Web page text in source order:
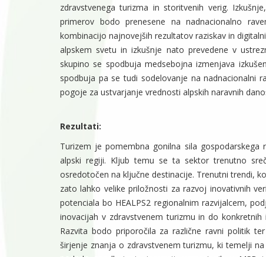
zdravstvenega turizma in storitvenih verig.
primerov bodo prenesene na nadnacionalno
kombinacijo najnovejših rezultatov raziskav in
alpskem svetu in izkušnje nato prevedene v
skupino se spodbuja medsebojna izmenjava
spodbuja pa se tudi sodelovanje na nadnacionalni
pogoje za ustvarjanje vrednosti alpskih naravnih
Rezultati:
Turizem je pomembna gonilna sila
alpski regiji. Kljub temu se ta sektor trenutno
osredotočen na ključne destinacije. Trenutni trendi,
zato lahko velike priložnosti za razvoj inovativnih
potenciala bo HEALPS2 regionalnim razvijalcem,
inovacijah v zdravstvenem turizmu in do
Razvita bodo priporočila za različne ravni politik
širjenje znanja o zdravstvenem turizmu, ki temelji